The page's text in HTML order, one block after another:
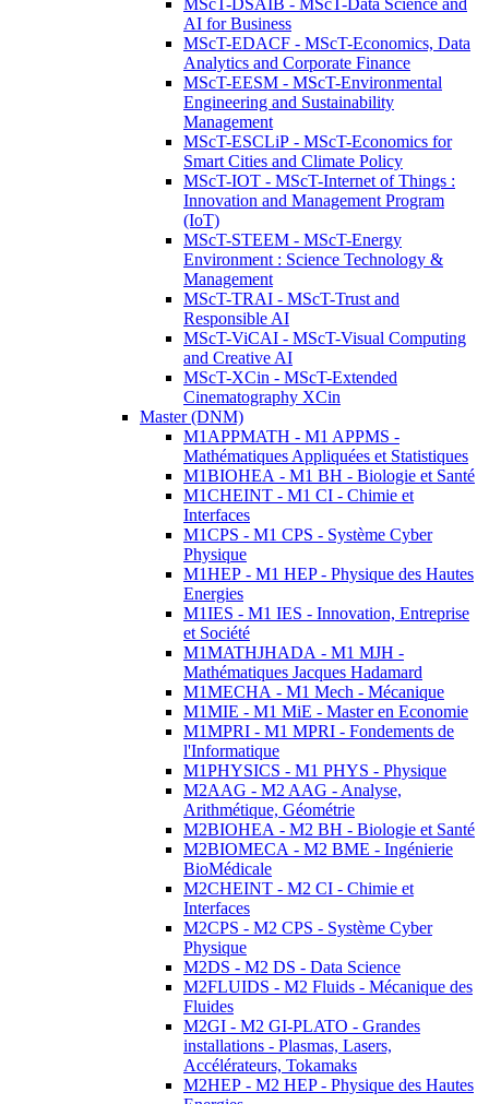
MScT-DSAIB - MScT-Data Science and
AI for Business
MScT-EDACF - MScT-Economics, Data
Analytics and Corporate Finance
MScT-EESM - MScT-Environmental
Engineering and Sustainability
Management
MScT-ESCLiP - MScT-Economics for
Smart Cities and Climate Policy
MScT-IOT - MScT-Internet of Things :
Innovation and Management Program
(IoT)
MScT-STEEM - MScT-Energy
Environment : Science Technology &
Management
MScT-TRAI - MScT-Trust and
Responsible AI
MScT-ViCAI - MScT-Visual Computing
and Creative AI
MScT-XCin - MScT-Extended
Cinematography XCin
Master (DNM)
M1APPMATH - M1 APPMS -
Mathématiques Appliquées et Statistiques
M1BIOHEA - M1 BH - Biologie et Santé
M1CHEINT - M1 CI - Chimie et
Interfaces
M1CPS - M1 CPS - Système Cyber
Physique
M1HEP - M1 HEP - Physique des Hautes
Energies
M1IES - M1 IES - Innovation, Entreprise
et Société
M1MATHJHADA - M1 MJH -
Mathématiques Jacques Hadamard
M1MECHA - M1 Mech - Mécanique
M1MIE - M1 MiE - Master en Economie
M1MPRI - M1 MPRI - Fondements de
l'Informatique
M1PHYSICS - M1 PHYS - Physique
M2AAG - M2 AAG - Analyse,
Arithmétique, Géométrie
M2BIOHEA - M2 BH - Biologie et Santé
M2BIOMECA - M2 BME - Ingénierie
BioMédicale
M2CHEINT - M2 CI - Chimie et
Interfaces
M2CPS - M2 CPS - Système Cyber
Physique
M2DS - M2 DS - Data Science
M2FLUIDS - M2 Fluids - Mécanique des
Fluides
M2GI - M2 GI-PLATO - Grandes
installations - Plasmas, Lasers,
Accélérateurs, Tokamaks
M2HEP - M2 HEP - Physique des Hautes